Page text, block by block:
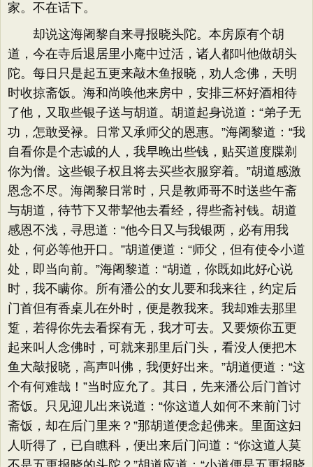
家。不在话下。
却说这海阇黎自来寻报晓头陀。本房原有个胡
道，今在寺后退居里小庵中过活，诸人都叫他做胡头
陀。每日只是起五更来敲木鱼报晓，劝人念佛，天明
时收掠斋饭。海和尚唤他来房中，安排三杯好酒相待
了他，又取些银子送与胡道。胡道起身说道：“弟子无
功，怎敢受禄。日常又承师父的恩惠。”海阇黎道：“我
自看你是个志诚的人，我早晚出些钱，贴买道度牒剃
你为僧。这些银子权且将去买些衣服穿着。”胡道感激
恩念不尽。海阇黎日常时，只是教师哥不时送些午斋
与胡道，待节下又带挈他去看经，得些斋衬钱。胡道
感恩不浅，寻思道：“他今日又与我银两，必有用我
处，何必等他开口。”胡道便道：“师父，但有使令小道
处，即当向前。”海阇黎道：“胡道，你既如此好心说
时，我不瞒你。所有潘公的女儿要和我来往，约定后
门首但有香桌儿在外时，便是教我来。我却难去那里
踅，若得你先去看探有无，我才可去。又要烦你五更
起来叫人念佛时，可就来那里后门头，看没人便把木
鱼大敲报晓，高声叫佛，我便好出来。”胡道便道：“这
个有何难哉！”当时应允了。其日，先来潘公后门首讨
斋饭。只见迎儿出来说道：“你这道人如何不来前门讨
斋饭，却在后门里来？”那胡道便念起佛来。里面这妇
人听得了，已自瞧科，便出来后门问道：“你这道人莫